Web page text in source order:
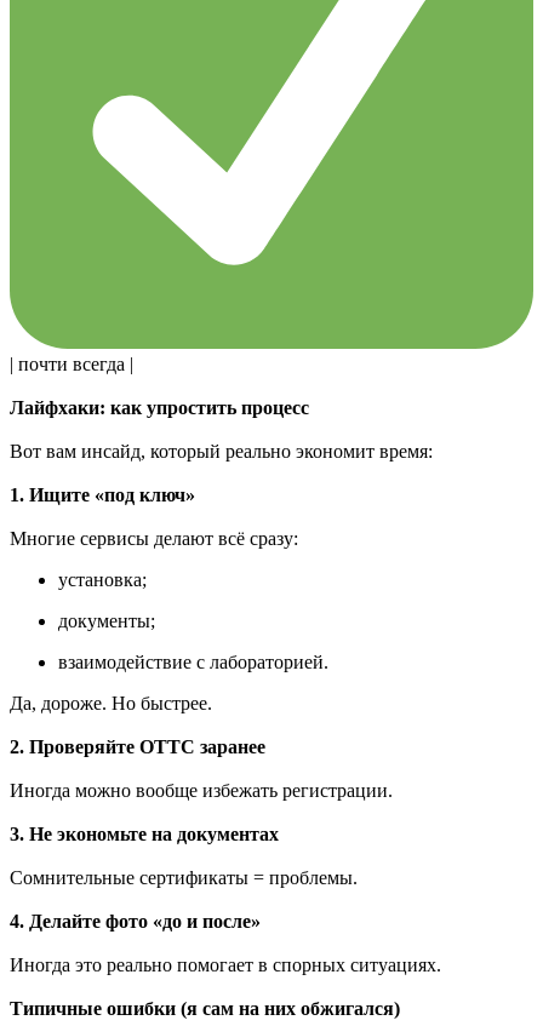
| почти всегда |
Лайфхаки: как упростить процесс
Вот вам инсайд, который реально экономит время:
1. Ищите «под ключ»
Многие сервисы делают всё сразу:
установка;
документы;
взаимодействие с лабораторией.
Да, дороже. Но быстрее.
2. Проверяйте ОТТС заранее
Иногда можно вообще избежать регистрации.
3. Не экономьте на документах
Сомнительные сертификаты = проблемы.
4. Делайте фото «до и после»
Иногда это реально помогает в спорных ситуациях.
Типичные ошибки (я сам на них обжигался)